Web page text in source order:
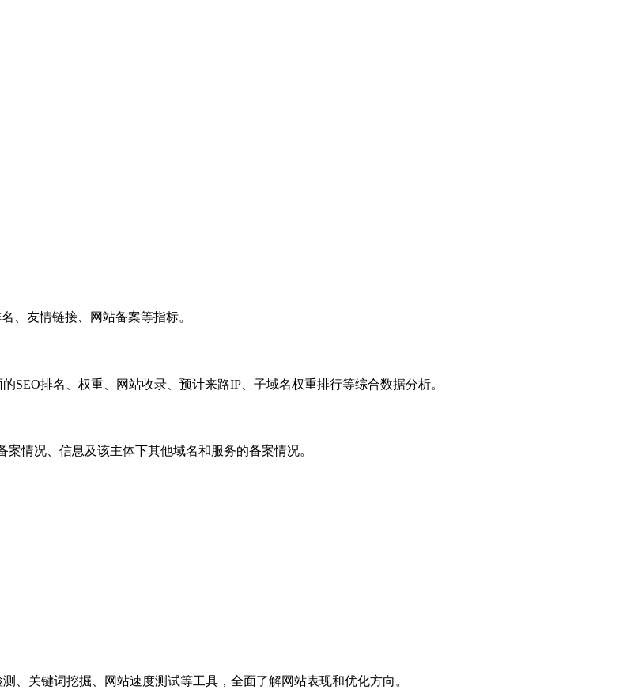
、友情链接、网站备案等指标。
排名、权重、网站收录、预计来路IP、子域名权重排行等综合数据分析。
情况、信息及该主体下其他域名和服务的备案情况。
、关键词挖掘、网站速度测试等工具，全面了解网站表现和优化方向。